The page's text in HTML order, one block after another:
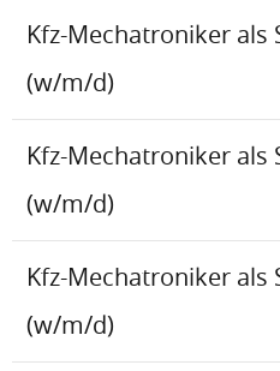
Kfz-Mechatroniker
(w/m/d)
Kfz-Mechatroniker
(w/m/d)
Kfz-Mechatroniker
(w/m/d)